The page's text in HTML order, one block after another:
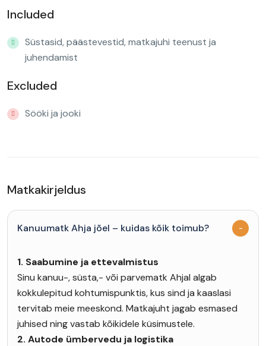
Included
Süstasid, päästevestid, matkajuhi teenust ja
juhendamist
Excluded
Sööki ja jooki
Matkakirjeldus
Kanuumatk Ahja jõel – kuidas kõik toimub?
1. Saabumine ja ettevalmistus
Sinu kanuu-, süsta,- või parvematk Ahjal algab
kokkulepitud kohtumispunktis, kus sind ja kaaslasi
tervitab meie meeskond. Matkajuht jagab esmased
juhised ning vastab kõikidele küsimustele.
2. Autode ümbervedu ja logistika